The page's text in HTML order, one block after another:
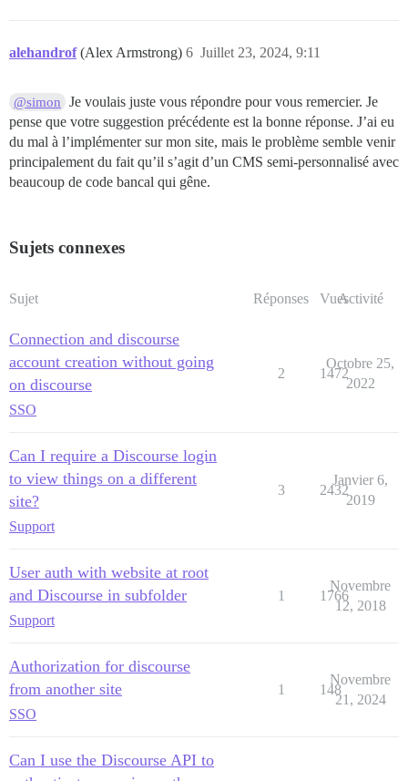
alehandrof (Alex Armstrong) Juillet 23, 2024, 9:11
6
@simon
Je voulais juste vous répondre pour vous remercier. Je
pense que votre suggestion précédente est la bonne réponse. J’ai eu
du mal à l’implémenter sur mon site, mais le problème semble venir
principalement du fait qu’il s’agit d’un CMS semi-personnalisé avec
beaucoup de code bancal qui gêne.
Sujets connexes
Sujet Réponses VuesActivité
Connection and discourse
account creation without going
on discourse
SSO
2 1472
Octobre 25,
2022
Can I require a Discourse login
to view things on a different
site?
Support
3 2432
Janvier 6,
2019
User auth with website at root
and Discourse in subfolder
Support
1 1766
Novembre
12, 2018
Authorization for discourse
from another site
SSO
1 148
Novembre
21, 2024
Can I use the Discourse API to